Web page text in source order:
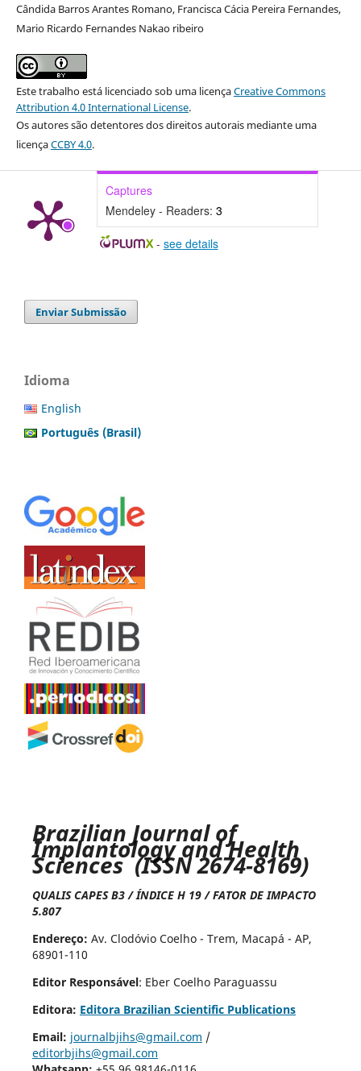
Cândida Barros Arantes Romano, Francisca Cácia Pereira Fernandes,
Mario Ricardo Fernandes Nakao ribeiro
Este trabalho está licenciado sob uma licençaCreative Commons
Attribution 4.0 International License.
Os autores são detentores dos direitos autorais mediante uma
licençaCCBY 4.0.
Captures
Mendeley - Readers: 3
- see details
Enviar Submissão
Idioma
English
Português (Brasil)
Brazilian Journal of
Implantology and Health
Sciences (ISSN 2674-8169)
QUALIS CAPES B3 / ÍNDICE H 19 / FATOR DE IMPACTO
5.807
Endereço: Av. Clodóvio Coelho - Trem, Macapá - AP,
68901-110
Editor Responsável: Eber Coelho Paraguassu
Editora: Editora Brazilian Scientific Publications
Email: journalbjihs@gmail.com /
editorbjihs@gmail.com